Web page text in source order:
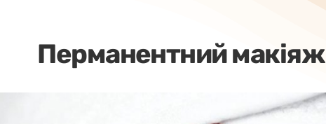
Перманентний макіяж